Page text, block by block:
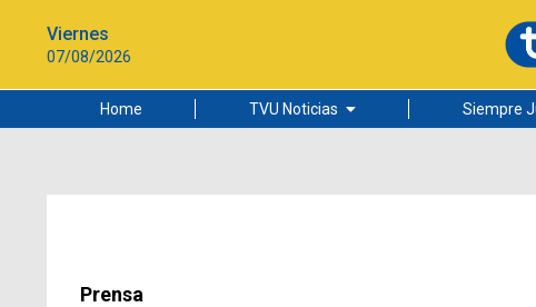
Viernes
07/08/2026
Home TVU Noticias
Ciudad
Siempre
Prensa